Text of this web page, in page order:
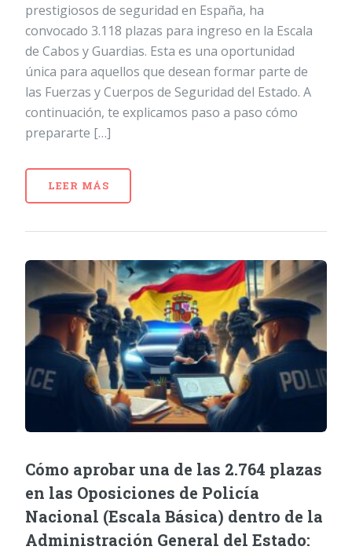
prestigiosos de seguridad en España, ha
convocado 3.118 plazas para ingreso en la Escala
de Cabos y Guardias. Esta es una oportunidad
única para aquellos que desean formar parte de
las Fuerzas y Cuerpos de Seguridad del Estado. A
continuación, te explicamos paso a paso cómo
prepararte […]
LEER MÁS
Cómo aprobar una de las 2.764 plazas
en las Oposiciones de Policía
Nacional (Escala Básica) dentro de la
Administración General del Estado: